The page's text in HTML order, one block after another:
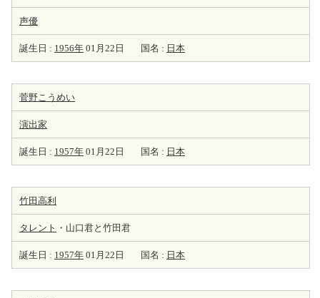
声優
誕生日 : 1956年 01月22日 国名 : 日本
菅野こうめい
演出家
誕生日 : 1957年 01月22日 国名 : 日本
竹田高利
タレント ・山口君と竹田君
誕生日 : 1957年 01月22日 国名 : 日本